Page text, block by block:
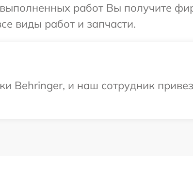
выполненных работ Вы получите
виды работ и запчасти.
Behringer, и наш сотрудник